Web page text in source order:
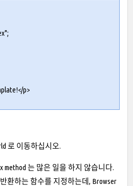
p>
로 이동하십시오.
method 는 많은 일을 하지 않습니다.
환하는 함수를 지정하는데, Browser